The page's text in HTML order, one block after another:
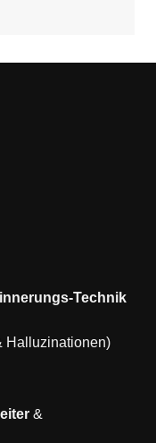
Technik
Halluzinationen)
&